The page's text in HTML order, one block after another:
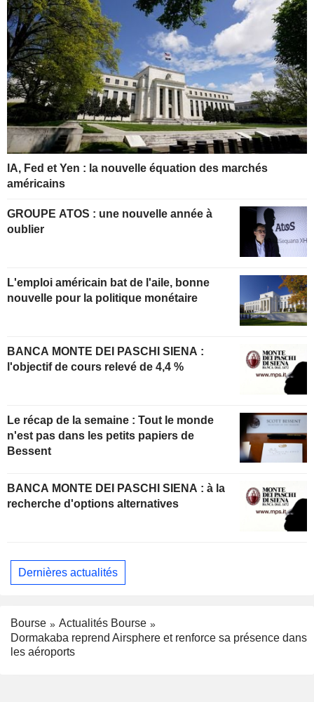
IA, Fed et Yen : la nouvelle équation des marchés
américains
GROUPE ATOS : une nouvelle année à
oublier
L'emploi américain bat de l'aile, bonne
nouvelle pour la politique monétaire
BANCA MONTE DEI PASCHI SIENA :
l'objectif de cours relevé de 4,4 %
Le récap de la semaine : Tout le monde
n'est pas dans les petits papiers de
Bessent
BANCA MONTE DEI PASCHI SIENA : à la
recherche d'options alternatives
Dernières actualités
Bourse
Actualités Bourse
Dormakaba reprend Airsphere et renforce sa présence dans
les aéroports